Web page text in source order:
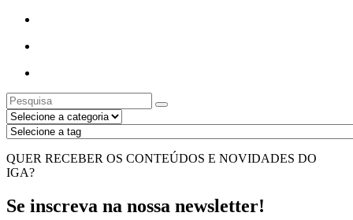
QUER RECEBER OS CONTEÚDOS E NOVIDADES DO
IGA?
Se inscreva na nossa newsletter!